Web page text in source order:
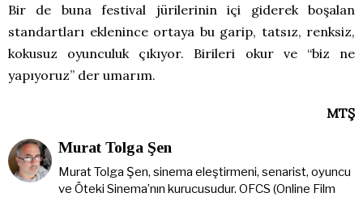
Bir de buna festival jürilerinin içi giderek boşalan
standartları eklenince ortaya bu garip, tatsız, renksiz,
kokusuz oyunculuk çıkıyor. Birileri okur ve “biz ne
yapıyoruz” der umarım.
MTŞ
Murat Tolga Şen
Murat Tolga Şen, sinema eleştirmeni, senarist, oyuncu
ve Öteki Sinema’nın kurucusudur. OFCS (Online Film